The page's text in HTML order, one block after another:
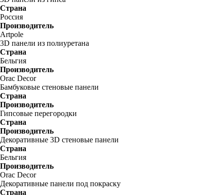
Страна
Россия
Производитель
Artpole
3D панели из полиуретана
Страна
Бельгия
Производитель
Orac Decor
Бамбуковые стеновые панели
Страна
Производитель
Гипсовые перегородки
Страна
Производитель
Декоративные 3D стеновые панели
Страна
Бельгия
Производитель
Orac Decor
Декоративные панели под покраску
Страна